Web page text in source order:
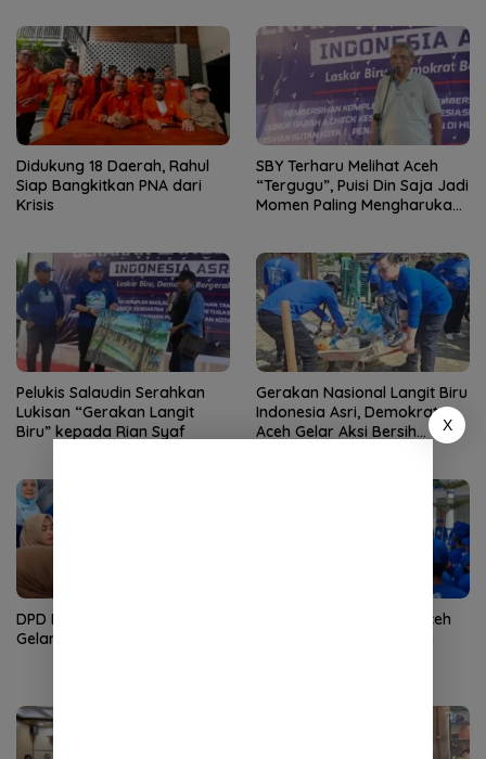
Didukung 18 Daerah, Rahul
Siap Bangkitkan PNA dari
Krisis
SBY Terharu Melihat Aceh
“Tergugu”, Puisi Din Saja Jadi
Momen Paling Mengharukan
Pelukis Salaudin Serahkan
Lukisan “Gerakan Langit
Biru” kepada Rian Syaf
Gerakan Nasional Langit Biru
Indonesia Asri, Demokrat
Aceh Gelar Aksi Bersih
DPD Partai Demokrat Aceh
Gelar Donor Darah
DPD Partai Demokrat Aceh
X